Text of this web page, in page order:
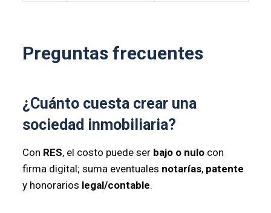
Preguntas frecuentes
¿Cuánto cuesta crear una
sociedad inmobiliaria?
Con RES, el costo puede ser bajo o nulocon
firma digital; suma eventuales notarías, patente
y honorarios legal/contable.